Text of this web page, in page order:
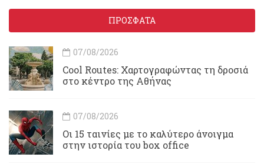
ΠΡΟΣΦΑΤΑ
07/08/2026
Cool Routes: Χαρτογραφώντας τη δροσιά
στο κέντρο της Αθήνας
07/08/2026
Οι 15 ταινίες με το καλύτερο άνοιγμα
στην ιστορία του box office